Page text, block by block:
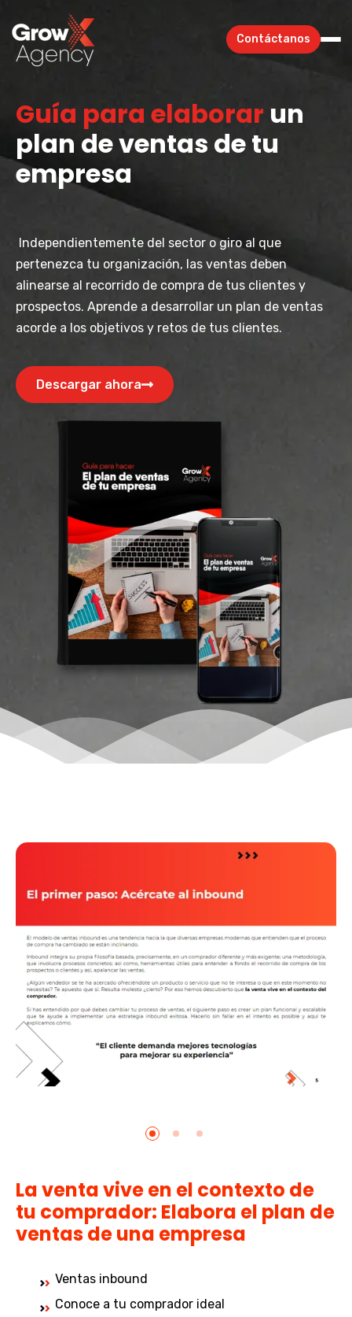
Contáctanos
Guía para elaborar un
plan de ventas de tu
empresa
Independientemente del sector o giro al que
pertenezca tu organización, las ventas deben
alinearse al recorrido de compra de tus clientes y
prospectos. Aprende a desarrollar un plan de ventas
acorde a los objetivos y retos de tus clientes.
Descargar ahora
La venta vive en el contexto de
tu comprador: Elabora el plan de
ventas de una empresa
Ventas inbound
Conoce a tu comprador ideal